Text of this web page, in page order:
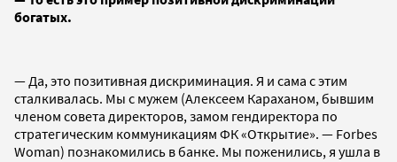
богатых.
— Да, это позитивная дискриминация. Я и сама с этим
сталкивалась. Мы с мужем (Алексеем Караханом, бывшим
членом совета директоров, замом гендиректора по
стратегическим коммуникациям ФК «Открытие». — Forbes
Woman) познакомились в банке. Мы поженились, я ушла в